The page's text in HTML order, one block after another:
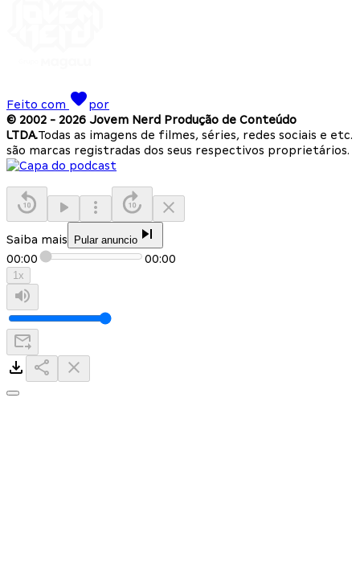
Feito com
por
© 2002 - 2026 Jovem Nerd Produção de Conteúdo
LTDA.Todas as imagens de filmes, séries, redes sociais e etc.
são marcas registradas dos seus respectivos proprietários.
Saiba mais Pular anuncio
00:00 00:00
1x